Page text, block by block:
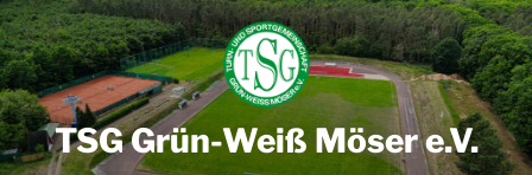
Zum
Inhalt
springen
TSG Grün-Weiß Möser e.V.